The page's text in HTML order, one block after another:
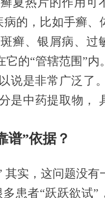
的，比如手癣、
癣、银屑病、过
的“管辖范围”内
说是非常广泛了
是中药提取物，
谱”依据？
其实，这问题没有
多患者“跃跃欲试”